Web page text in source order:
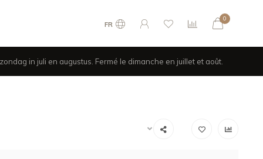
FR
0
in juli en augustus. Fermé le dimanche en juillet et août.